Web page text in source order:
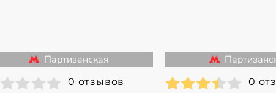
Партизанская
0 отзывов 0